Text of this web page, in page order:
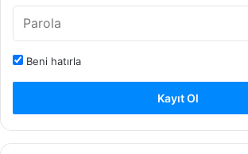
Beni hatırla
Kayıt Ol